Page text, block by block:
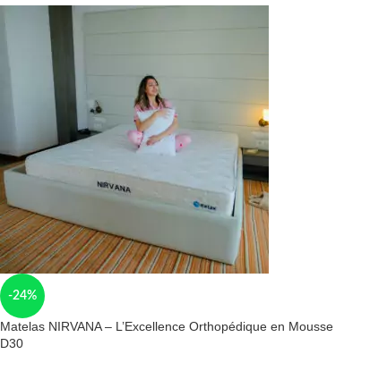
-24%
Matelas NIRVANA – L’Excellence Orthopédique en Mousse
D30